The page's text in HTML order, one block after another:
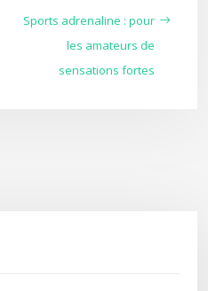
Sports adrenaline : pour
les amateurs de
sensations fortes